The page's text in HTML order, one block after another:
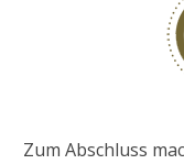
Zum Abschluss